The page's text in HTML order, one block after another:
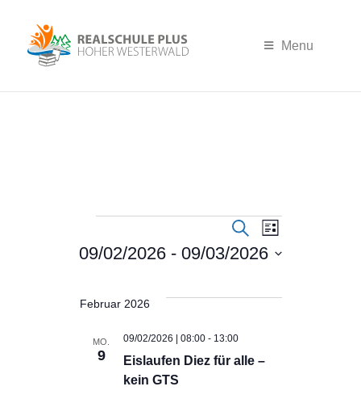
Menu
und
Suche
Liste
09/02/2026 - 09/03/2026
Datum
Februar 2026
MO.
9
Eislaufen Diez für alle –
kein GTS
09/02/2026 | 08:00- 13:00